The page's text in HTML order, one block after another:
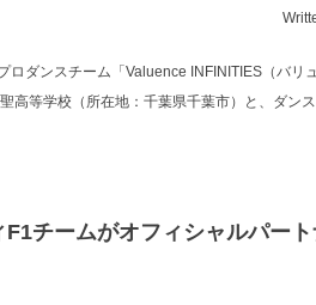
ロダンスチーム「Valuence INFINITIES（バリ
高等学校（所在地：千葉県千葉市）と、ダンス
F1チームがオフィシャルパー